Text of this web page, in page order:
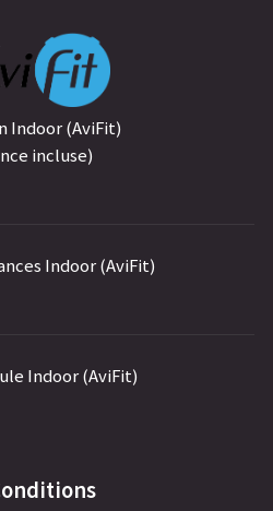
Indoor (AviFit)
incluse)
Indoor (AviFit)
Indoor (AviFit)